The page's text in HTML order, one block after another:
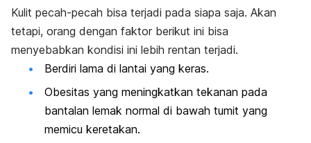
Kulit pecah-pecah bisa terjadi pada siapa saja. Akan
tetapi, orang dengan faktor berikut ini bisa
menyebabkan kondisi ini lebih rentan terjadi.
Berdiri lama di lantai yang keras.
Obesitas yang meningkatkan tekanan pada
bantalan lemak normal di bawah tumit yang
memicu keretakan.